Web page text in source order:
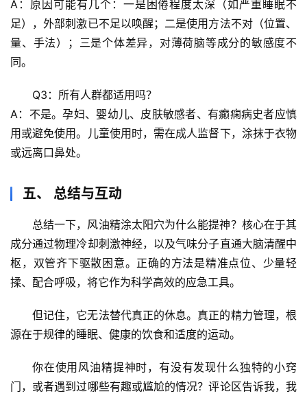
A：原因可能有几个：一是 困倦程度太深
（如严重睡眠不
足），外部刺激已不足以唤醒；二是使用方法不对（位置、
量、手法）；三是个体差异，对薄荷脑等成分的敏感度不
同。
Q3：所有人群都适用吗？
A： 不是。孕妇、婴幼儿、皮肤敏感者、有癫痫病史者应慎
用或避免使用。儿童使用时，需在成人监督下，涂抹于衣物
或远离口鼻处。
五、 总结与互动
总结一下， 风油精涂太阳穴为什么能提神？核心在于其
成分通过物理冷却刺激神经，以及气味分子直通大脑清醒中
枢 ，双管齐下驱散困意。正确的方法是精准点位、少量轻
揉、配合呼吸，将它作为科学高效的应急工具。
但记住，它无法替代真正的休息。真正的精力管理，根
源在于规律的睡眠、健康的饮食和适度的运动。
你在使用风油精提神时，有没有发现什么独特的小窍
门，或者遇到过哪些有趣或尴尬的情况？评论区告诉我，我